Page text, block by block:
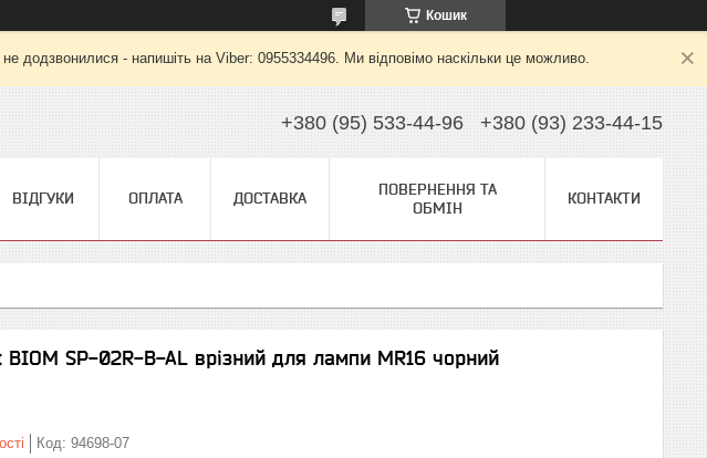
Кошик
додзвонилися - напишіть на Viber: 0955334496. Ми відповімо наскільки це можливо.
+380 (95) 533-44-96 +380 (93) 233-44-15
ВІДГУКИ ОПЛАТА ДОСТАВКА
ПОВЕРНЕННЯ ТА
ОБМІН
КОНТАКТИ
BIOM SP-02R-B-AL врізний для лампи MR16 чорний
Код: 94698-07